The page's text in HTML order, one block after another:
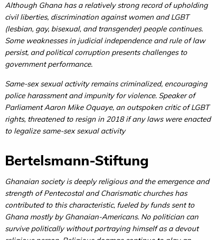
Although Ghana has a relatively strong record of upholding
civil liberties, discrimination against women and LGBT
(lesbian, gay, bisexual, and transgender) people continues.
Some weaknesses in judicial independence and rule of law
persist, and political corruption presents challenges to
government performance.
Same-sex sexual activity remains criminalized, encouraging
police harassment and impunity for violence. Speaker of
Parliament Aaron Mike Oquaye, an outspoken critic of LGBT
rights, threatened to resign in 2018 if any laws were enacted
to legalize same-sex sexual activity
Bertelsmann-Stiftung
Ghanaian society is deeply religious and the emergence and
strength of Pentecostal and Charismatic churches has
contributed to this characteristic, fueled by funds sent to
Ghana mostly by Ghanaian-Americans. No politician can
survive politically without portraying himself as a devout